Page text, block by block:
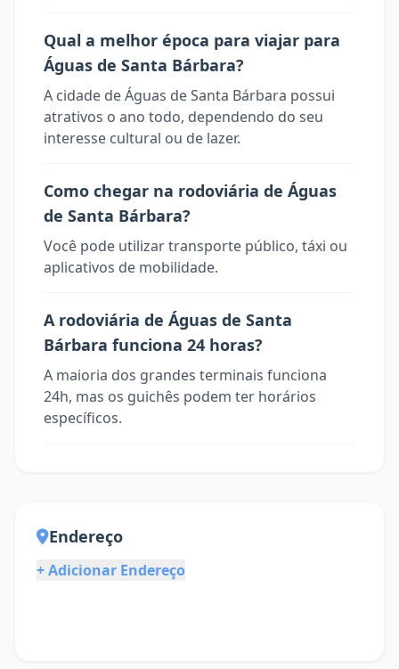
Qual a melhor época para viajar para
Águas de Santa Bárbara?
A cidade de Águas de Santa Bárbara possui
atrativos o ano todo, dependendo do seu
interesse cultural ou de lazer.
Como chegar na rodoviária de Águas
de Santa Bárbara?
Você pode utilizar transporte público, táxi ou
aplicativos de mobilidade.
A rodoviária de Águas de Santa
Bárbara funciona 24 horas?
A maioria dos grandes terminais funciona
24h, mas os guichês podem ter horários
específicos.
Endereço
+ Adicionar Endereço